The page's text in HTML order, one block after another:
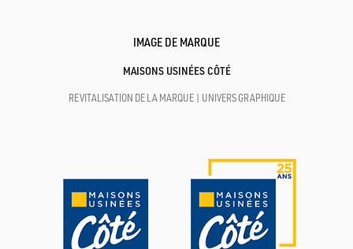
IMAGE DE MARQUE
MAISONS USINÉES CÔTÉ
REVITALISATION DE LA MARQUE | UNIVERS GRAPHIQUE